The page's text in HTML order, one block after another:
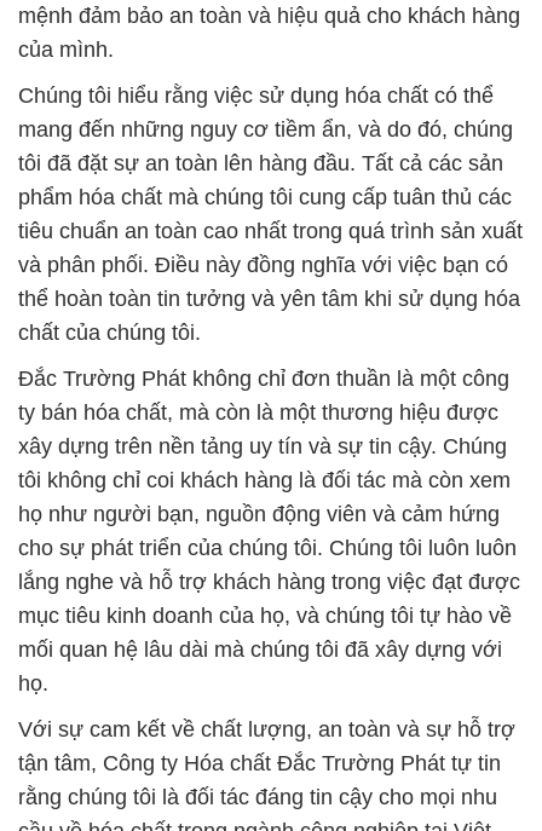
tôi đã đặt sự an toàn lên hàng đầu. Tất cả các sản
phẩm hóa chất mà chúng tôi cung cấp tuân thủ các
tiêu chuẩn an toàn cao nhất trong quá trình sản xuất
và phân phối. Điều này đồng nghĩa với việc bạn có
thể hoàn toàn tin tưởng và yên tâm khi sử dụng hóa
chất của chúng tôi.
Đắc Trường Phát không chỉ đơn thuần là một công
ty bán hóa chất, mà còn là một thương hiệu được
xây dựng trên nền tảng uy tín và sự tin cậy. Chúng
tôi không chỉ coi khách hàng là đối tác mà còn xem
họ như người bạn, nguồn động viên và cảm hứng
cho sự phát triển của chúng tôi. Chúng tôi luôn luôn
lắng nghe và hỗ trợ khách hàng trong việc đạt được
mục tiêu kinh doanh của họ, và chúng tôi tự hào về
mối quan hệ lâu dài mà chúng tôi đã xây dựng với
họ.
Với sự cam kết về chất lượng, an toàn và sự hỗ trợ
tận tâm, Công ty Hóa chất Đắc Trường Phát tự tin
rằng chúng tôi là đối tác đáng tin cậy cho mọi nhu
cầu về hóa chất trong ngành công nghiệp tại Việt
Nam. Chúng tôi không ngừng phấn đấu để nâng
cao chất lượng dịch vụ và sản phẩm của mình, để
mang đến giá trị thực sự cho khách hàng và cùng
nhau phát triển bền vững trong tương lai.